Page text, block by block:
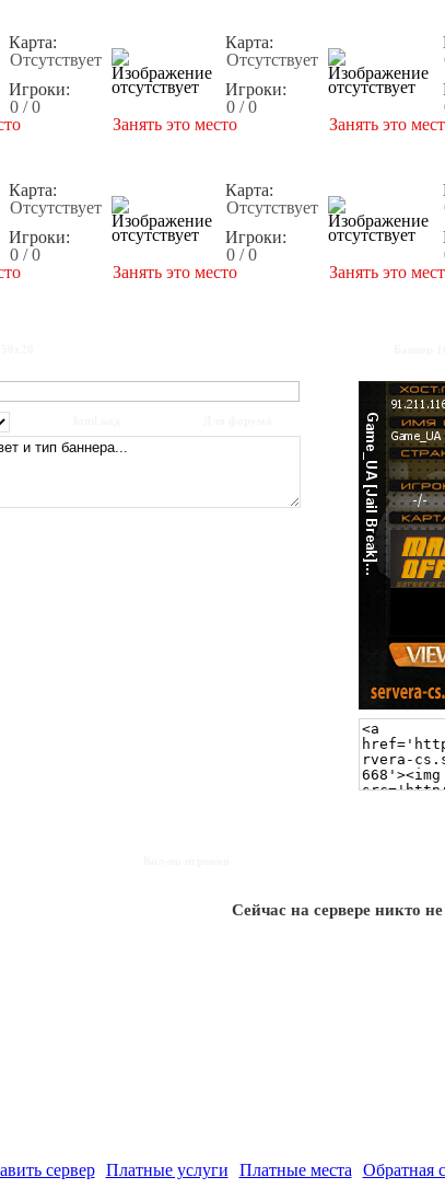
Карта:
Отсутствует
Игроки:
0 / 0
Карта:
Отсутствует
Игроки:
0 / 0
Занять это место
Занять это
Карта:
Отсутствует
Игроки:
0 / 0
Карта:
Отсутствует
Игроки:
0 / 0
Занять это место
Занять это
Сейчас на сервере никто не
сервер Платные услуги Платные места Обратная